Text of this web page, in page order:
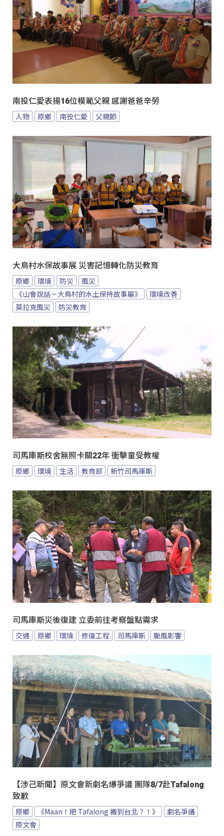
南投仁愛表揚16位模範父親 感謝爸爸辛勞
人物 原鄉 南投仁愛 父親節
大鳥村水保故事展 災害記憶轉化防災教育
原鄉 環境 防災
風災
《山會說話－大鳥村的水土保持故事展》
環境改善
莫拉克風災
防災教育
司馬庫斯校舍無照卡關22年 衝擊童受教權
原鄉 環境 生活 教育部 新竹司馬庫斯
司馬庫斯災後復建 立委前往考察盤點需求
交通 原鄉 環境 修復工程 司馬庫斯 颱風影響
【涉己新聞】原文會新劇名爆爭議 團隊8/7赴Tafalong
致歉
原鄉 《Maan！把 Tafalong 搬到台北？！》
劇名爭議
原文會